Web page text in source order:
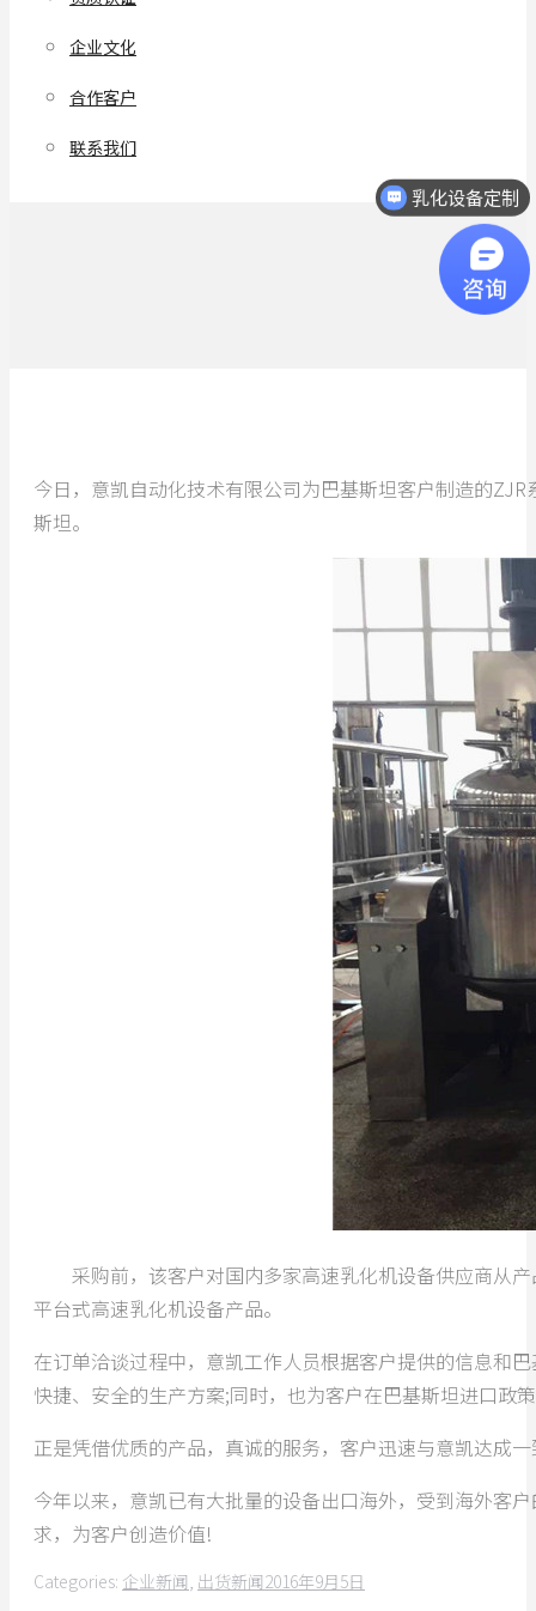
企业文化
合作客户
联系我们
今日，意凯自动化技术有限公司为巴基斯坦客户制造的ZJR
斯坦。
采购前，该客户对国内多家高速乳化机设备供应商从产
平台式高速乳化机设备产品。
在订单洽谈过程中，意凯工作人员根据客户提供的信息和
快捷、安全的生产方案;同时，也为客户在巴基斯坦进口政
正是凭借优质的产品，真诚的服务，客户迅速与意凯达成
今年以来，意凯已有大批量的设备出口海外，受到海外客
求，为客户创造价值!
Categories: 企业新闻, 出货新闻2016年9月5日
乳化设备定制